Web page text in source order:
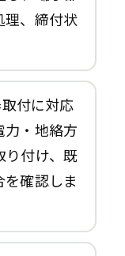
理、締付状
付に対応
力・地絡方
り付け、既
確認しま